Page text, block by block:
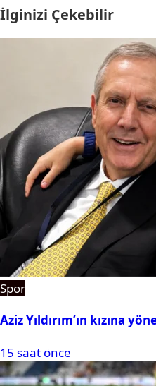
İlginizi Çekebilir
Spor
Aziz Yıldırım’ın kızına
15 saat önce